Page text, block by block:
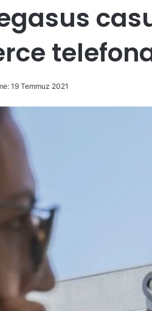
19 Temmuz 2021